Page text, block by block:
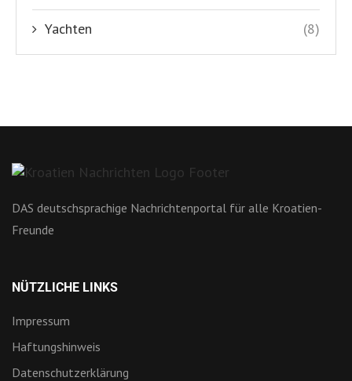
Yachten (8)
DAS deutschsprachige Nachrichtenportal für alle Kroatien-
Freunde
NÜTZLICHE LINKS
Impressum
Haftungshinweis
Datenschutzerklärung